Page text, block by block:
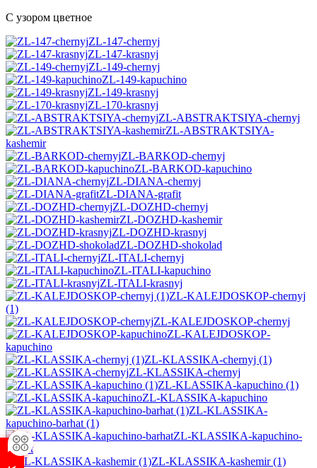
С узором цветное
ZL-147-chernyj
ZL-147-krasnyj
ZL-149-chernyj
ZL-149-kapuchino
ZL-149-krasnyj
ZL-170-krasnyj
ZL-ABSTRAKTSIYA-chernyj
ZL-ABSTRAKTSIYA-
kashemir
ZL-BARKOD-chernyj
ZL-BARKOD-kapuchino
ZL-DIANA-chernyj
ZL-DIANA-grafit
ZL-DOZHD-chernyj
ZL-DOZHD-kashemir
ZL-DOZHD-krasnyj
ZL-DOZHD-shokolad
ZL-ITALI-chernyj
ZL-ITALI-kapuchino
ZL-ITALI-krasnyj
ZL-KALEJDOSKOP-chernyj
(1)
ZL-KALEJDOSKOP-chernyj
ZL-KALEJDOSKOP-
kapuchino
ZL-KLASSIKA-chernyj (1)
ZL-KLASSIKA-chernyj
ZL-KLASSIKA-kapuchino (1)
ZL-KLASSIKA-kapuchino
ZL-KLASSIKA-
kapuchino-barhat (1)
ZL-KLASSIKA-kapuchino-
barhat
ZL-KLASSIKA-kashemir (1)